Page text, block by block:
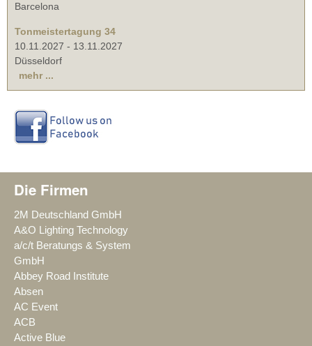
Barcelona
Tonmeistertagung 34
10.11.2027 - 13.11.2027
Düsseldorf
mehr ...
Die Firmen
2M Deutschland GmbH
A&O Lighting Technology
a/c/t Beratungs & System
GmbH
Abbey Road Institute
Absen
AC Event
ACB
Active Blue